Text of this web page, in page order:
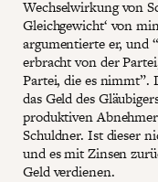
Wechselwirkung von
Gleichgewicht‘ von
argumentierte er, und
erbracht von der
Partei, die es nimmt”.
das Geld des
produktiven
Schuldner. Ist dieser
und es mit Zinsen
Geld verdienen.